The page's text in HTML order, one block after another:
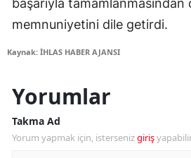
başarıyla tamamlanmasından
memnuniyetini dile getirdi.
Kaynak: İHLAS HABER AJANSI
Yorumlar
Takma Ad
Yorum yapmak için, istersenizgiriş